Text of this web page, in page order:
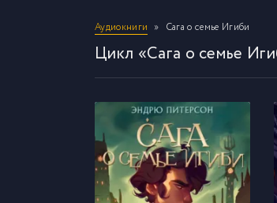
Аудиокниги Сага о семье Игиби
Цикл «Сага о семье